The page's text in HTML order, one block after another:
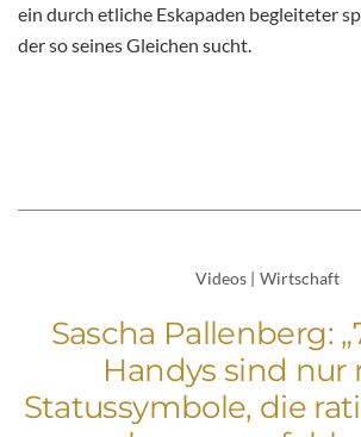
ein durch etliche Eskapaden begleiteter
der so seines Gleichen sucht.
Videos | Wirtschaft
Sascha Pallenberg:
Handys sind nur
Statussymbole, die